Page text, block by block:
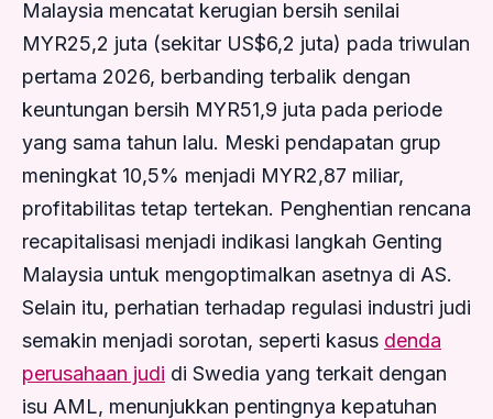
Malaysia mencatat kerugian bersih senilai
MYR25,2 juta (sekitar US$6,2 juta) pada triwulan
pertama 2026, berbanding terbalik dengan
keuntungan bersih MYR51,9 juta pada periode
yang sama tahun lalu. Meski pendapatan grup
meningkat 10,5% menjadi MYR2,87 miliar,
profitabilitas tetap tertekan. Penghentian rencana
recapitalisasi menjadi indikasi langkah Genting
Malaysia untuk mengoptimalkan asetnya di AS.
Selain itu, perhatian terhadap regulasi industri judi
semakin menjadi sorotan, seperti kasus denda
perusahaan judi di Swedia yang terkait dengan
isu AML, menunjukkan pentingnya kepatuhan